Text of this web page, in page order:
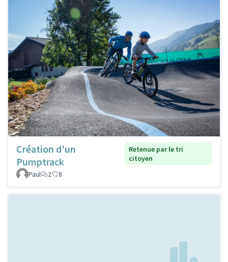
Création d'un
Pumptrack
Retenue par le tri
citoyen
Paul
2 8